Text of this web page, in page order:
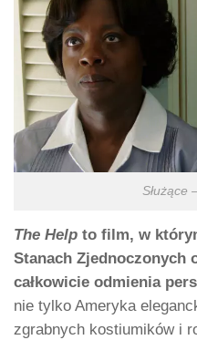
Służące
The Help to film, w
Stanach Zjednoczonych
całkowicie odmienia
nie tylko Ameryka
zgrabnych kostiumików i